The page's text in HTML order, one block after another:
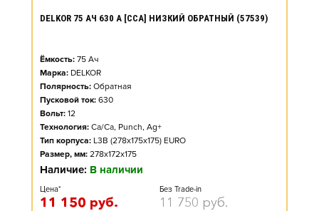
DELKOR 75 АЧ 630 А [CCA] НИЗКИЙ ОБРАТНЫЙ (57539)
Ёмкость: 75 Ач
Марка: DELKOR
Полярность: Обратная
Пусковой ток: 630
Вольт: 12
Технология: Ca/Ca, Punch, Ag+
Тип корпуса: L3B (278x175x175) EURO
Размер, мм: 278x172x175
Наличие: В наличии
Цена*
11 150 руб.
Без Trade-in
11 750 руб.